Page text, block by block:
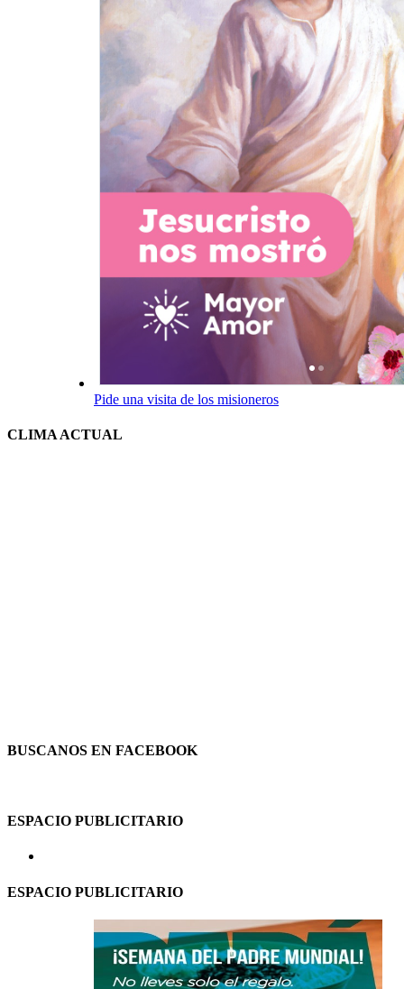
Pide una visita de los misioneros
CLIMA ACTUAL
BUSCANOS EN FACEBOOK
ESPACIO PUBLICITARIO
ESPACIO PUBLICITARIO